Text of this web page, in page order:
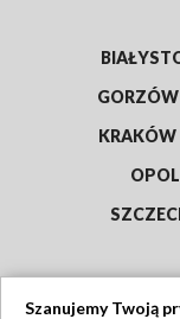
KRAKÓW
Szanujemy Twoją